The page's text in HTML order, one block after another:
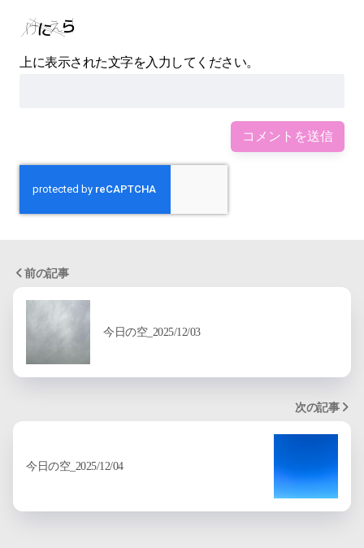
上に表示された文字を入力してください。
前の記事
今日の空_2025/12/03
次の記事
今日の空_2025/12/04